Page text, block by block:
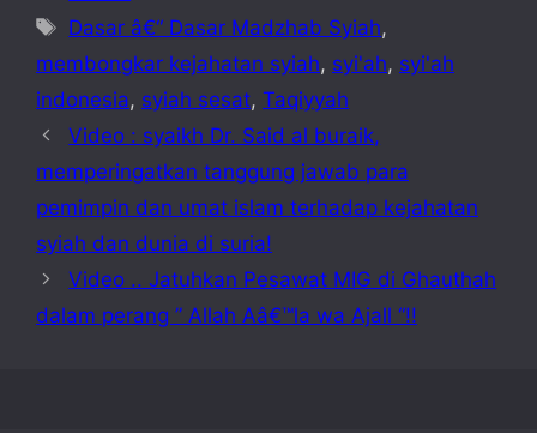
Tags
Dasar â€“ Dasar Madzhab Syiah,
membongkar kejahatan syiah, syi'ah, syi'ah
indonesia, syiah sesat, Taqiyyah
Video : syaikh Dr. Said al buraik,
memperingatkan tanggung jawab para
pemimpin dan umat islam terhadap kejahatan
syiah dan dunia di suria!
Video .. Jatuhkan Pesawat MIG di Ghauthah
dalam perang ” Allah Aâ€™la wa Ajall “!!